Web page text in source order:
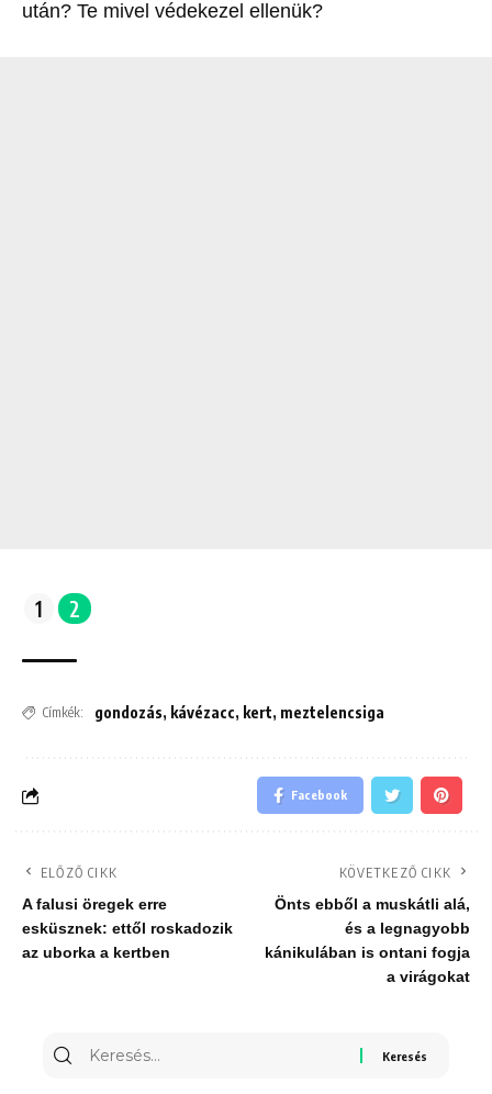
után? Te mivel védekezel ellenük?
1 2
Címkék: gondozás, kávézacc, kert, meztelencsiga
Facebook
ELŐZŐ CIKK
A falusi öregek erre
esküsznek: ettől roskadozik
az uborka a kertben
KÖVETKEZŐ CIKK
Önts ebből a muskátli alá,
és a legnagyobb
kánikulában is ontani fogja
a virágokat
Keresés